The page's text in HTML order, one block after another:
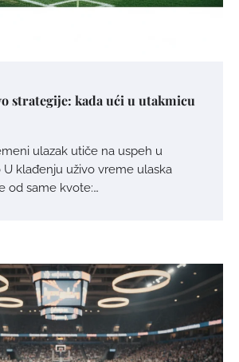
strategije: kada ući u utakmicu
ulazak utiče na uspeh u
U klađenju uživo vreme ulaska
od same kvote:…